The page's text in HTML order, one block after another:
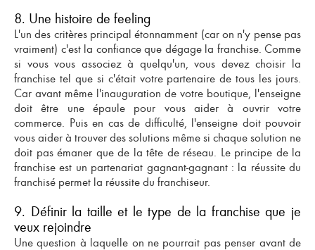
8. Une histoire de feeling
L'un des critères principal étonnamment (car on n'y pense pas
vraiment) c'est la confiance que dégage la franchise. Comme
si vous vous associez à quelqu'un, vous devez choisir la
franchise tel que si c'était votre partenaire de tous les jours.
Car avant même l'inauguration de votre boutique, l'enseigne
doit être une épaule pour vous aider à ouvrir votre
commerce. Puis en cas de difficulté, l'enseigne doit pouvoir
vous aider à trouver des solutions même si chaque solution ne
doit pas émaner que de la tête de réseau. Le principe de la
franchise est un partenariat gagnant-gagnant : la réussite du
franchisé permet la réussite du franchiseur.
9. Définir la taille et le type de la franchise que je
veux rejoindre
Une question à laquelle on ne pourrait pas penser avant de